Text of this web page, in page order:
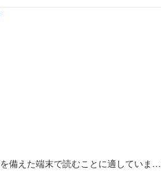
備えた端末で読むことに適していま…